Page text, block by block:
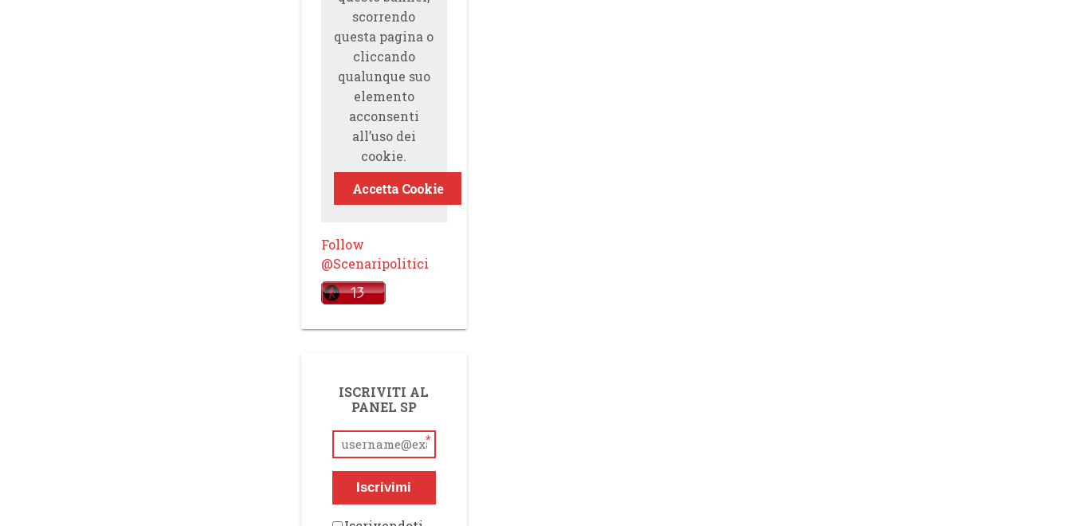
scorrendo
questa pagina o
cliccando
qualunque suo
elemento
acconsenti
all’uso dei
cookie.
Accetta Cookie
Follow
@Scenaripolitici
ISCRIVITI AL
PANEL SP
*
Iscrivimi